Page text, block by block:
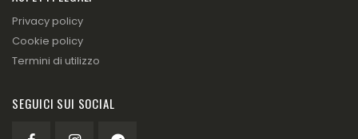
Privacy policy
Cookie policy
Termini di utilizzo
SEGUICI SUI SOCIAL